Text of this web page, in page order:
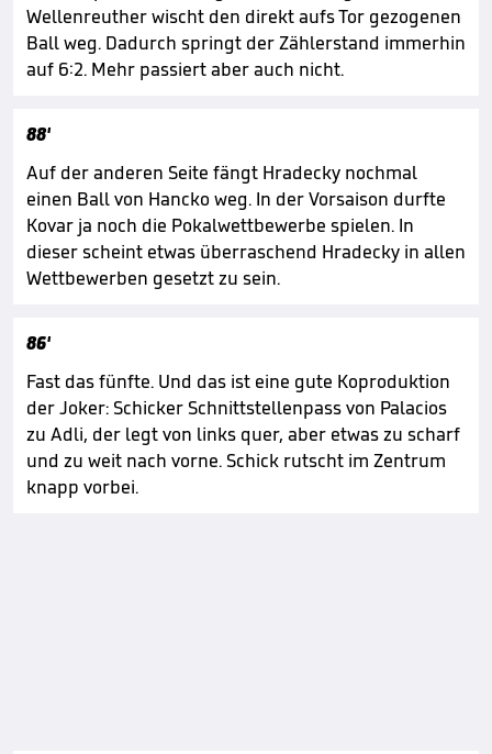
Wellenreuther wischt den direkt aufs Tor gezogenen
Ball weg. Dadurch springt der Zählerstand immerhin
auf 6:2. Mehr passiert aber auch nicht.
88'
Auf der anderen Seite fängt Hradecky nochmal
einen Ball von Hancko weg. In der Vorsaison durfte
Kovar ja noch die Pokalwettbewerbe spielen. In
dieser scheint etwas überraschend Hradecky in allen
Wettbewerben gesetzt zu sein.
86'
Fast das fünfte. Und das ist eine gute Koproduktion
der Joker: Schicker Schnittstellenpass von Palacios
zu Adli, der legt von links quer, aber etwas zu scharf
und zu weit nach vorne. Schick rutscht im Zentrum
knapp vorbei.